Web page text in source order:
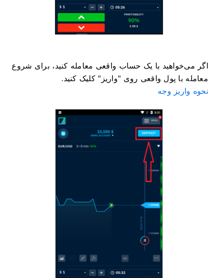
اگر می‌خواهید با یک حساب واقعی معامله کنید، برای شروع
معامله با پول واقعی روی "واریز" کلیک کنید.
نحوه واریز وجه